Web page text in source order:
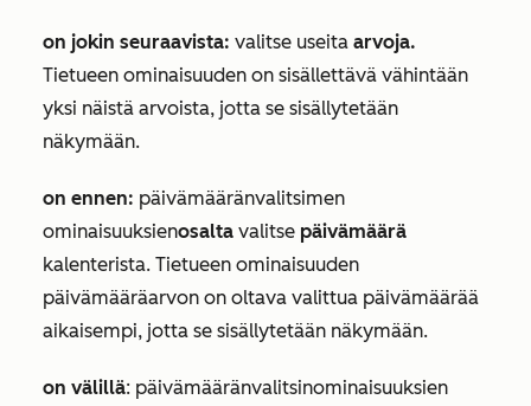
on jokin seuraavista: valitse useita arvoja.
Tietueen ominaisuuden on sisällettävä vähintään
yksi näistä arvoista, jotta se sisällytetään
näkymään.
on ennen: päivämääränvalitsimen
ominaisuuksienosalta valitse päivämäärä
kalenterista. Tietueen ominaisuuden
päivämääräarvon on oltava valittua päivämäärää
aikaisempi, jotta se sisällytetään näkymään.
on välillä: päivämääränvalitsinominaisuuksien